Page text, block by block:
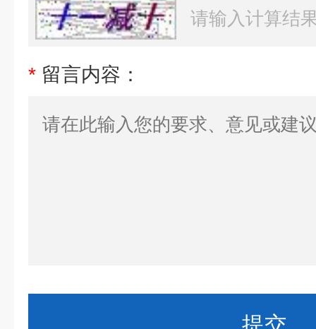
* 留言内容：